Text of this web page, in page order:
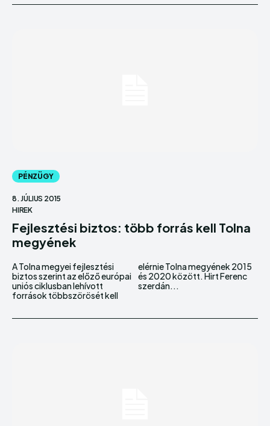
PÉNZÜGY
8. JÚLIUS 2015
HIREK
Fejlesztési biztos: több forrás kell Tolna
megyének
A Tolna megyei fejlesztési
biztos szerint az előző európai
uniós ciklusban lehívott
források többszörösét kell
elérnie Tolna megyének 2015
és 2020 között. Hirt Ferenc
szerdán...